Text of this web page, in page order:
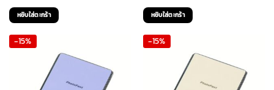
price
was:
หยิบใส่ตะกร้า
price
was:
หยิบใส่ตะกร้า
-15% -15%